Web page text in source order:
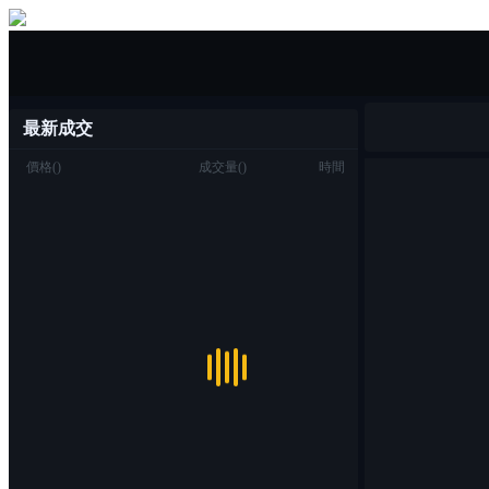
最新成交
價格() 成交量() 時間